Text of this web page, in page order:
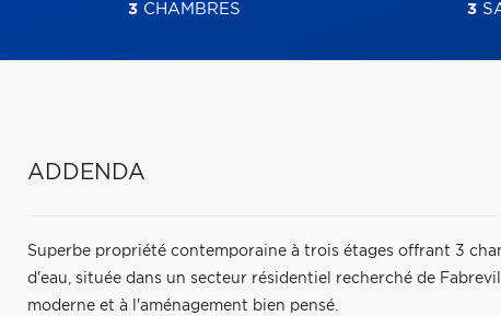
3CHAMBRES 3
ADDENDA
Superbe propriété contemporaine à trois étages offrant 3
d'eau, située dans un secteur résidentiel recherché de
moderne et à l'aménagement bien pensé.